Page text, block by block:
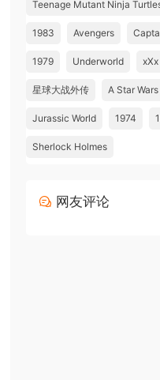
Teenage Mutant Ninja
1983 Avengers
1979 Underworld xXx
星球大战外传 A Star
Jurassic World 1974
Sherlock Holmes
网友评论